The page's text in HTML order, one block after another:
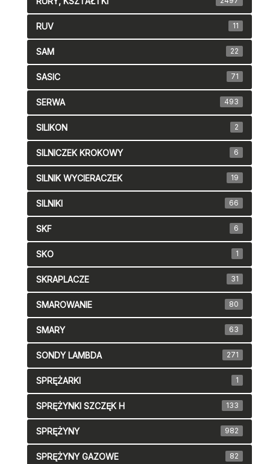
RUV 11
SAM 22
SASIC 71
SERWA 493
SILIKON 2
SILNICZEK KROKOWY 6
SILNIK WYCIERACZEK 19
SILNIKI 66
SKF 6
SKO 1
SKRAPLACZE 31
SMAROWANIE 80
SMARY 63
SONDY LAMBDA 271
SPRĘŻARKI 1
SPRĘŻYNKI SZCZĘK H 133
SPRĘŻYNY 982
SPRĘŻYNY GAZOWE 82